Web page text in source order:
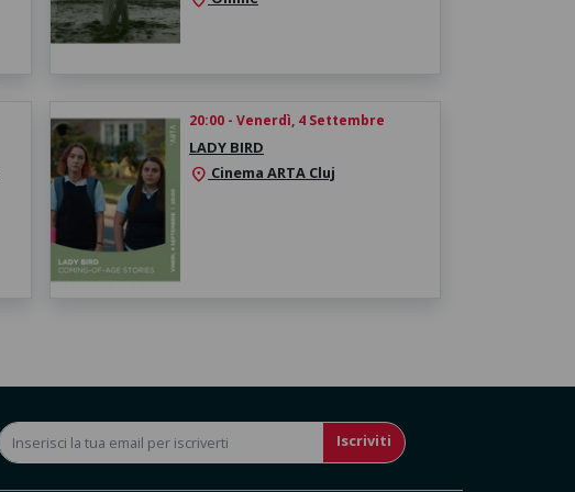
20:00 - Venerdì, 4 Settembre
LADY BIRD
location_on Cinema ARTA Cluj
Iscriviti